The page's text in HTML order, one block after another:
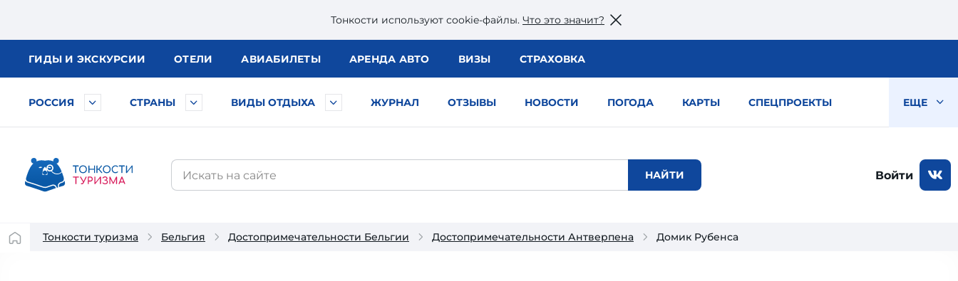
Тонкости используют сookie-файлы. Что это значит?
ГИДЫ И ЭКСКУРСИИ ОТЕЛИ АВИАБИЛЕТЫ АРЕНДА АВТО ВИЗЫ СТРАХОВКА
РОССИЯ СТРАНЫ ВИДЫ ОТДЫХА ЖУРНАЛ ОТЗЫВЫ НОВОСТИ ПОГОДА КАРТЫ СПЕЦПРОЕКТЫ ЕЩЕ
Войти
Тонкости туризма Бельгия Достопримечательности Бельгии Достопримечательности Антверпена Домик Рубенса